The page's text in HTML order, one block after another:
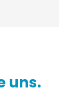
uns.